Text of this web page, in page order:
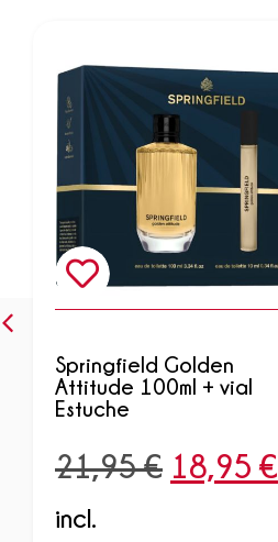
Springfield Golden
Attitude 100ml + vial
Estuche
21,95€ 18,95€
incl.